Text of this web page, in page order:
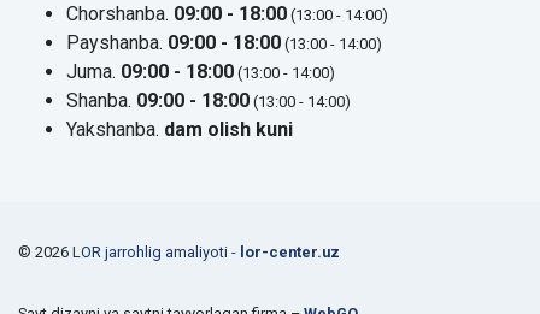
Chorshanba. 09:00 - 18:00 (13:00 - 14:00)
Payshanba. 09:00 - 18:00 (13:00 - 14:00)
Juma. 09:00 - 18:00 (13:00 - 14:00)
Shanba. 09:00 - 18:00 (13:00 - 14:00)
Yakshanba. dam olish kuni
© 2026 LOR jarrohlig amaliyoti - lor-center.uz